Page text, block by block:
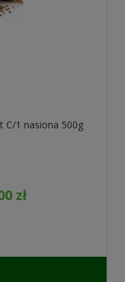
C/1 nasiona 500g
zł